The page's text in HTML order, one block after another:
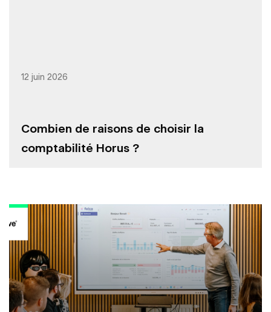
Combien de raisons de choisir la
comptabilité Horus ?
12 juin 2026